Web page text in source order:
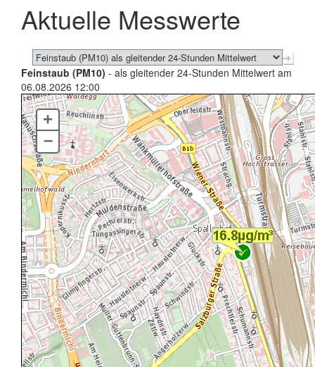
schließen
Aktuelle Messwerte
Feinstaub (PM10) - als gleitender 24-Stunden Mittelwert am
06.08.2026 12:00
+
–